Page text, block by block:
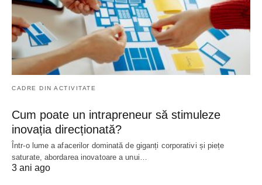
CADRE DIN ACTIVITATE
Cum poate un intrapreneur să stimuleze
inovația direcționată?
Într-o lume a afacerilor dominată de giganți corporativi și piețe
saturate, abordarea inovatoare a unui…
3 ani ago